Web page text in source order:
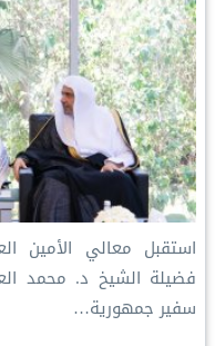
استقبل معالي الأمين
فضيلة الشيخ د. محمد
سفير جمهورية…